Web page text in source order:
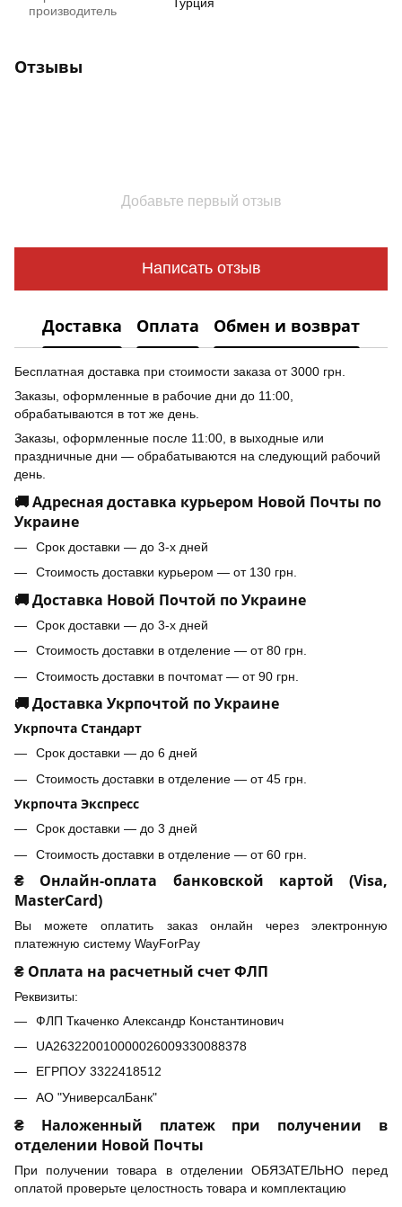
производитель
Отзывы
Добавьте первый отзыв
Написать отзыв
Доставка Оплата Обмен и возврат
Бесплатная доставка при стоимости заказа от 3000 грн.
Заказы, оформленные в рабочие дни до 11:00,
обрабатываются в тот же день.
Заказы, оформленные после 11:00, в выходные или
праздничные дни — обрабатываются на следующий рабочий
день.
🚚 Адресная доставка курьером Новой Почты по
Украине
Срок доставки — до 3-х дней
Стоимость доставки курьером — от 130 грн.
🚚 Доставка Новой Почтой по Украине
Срок доставки — до 3-х дней
Стоимость доставки в отделение — от 80 грн.
Стоимость доставки в почтомат — от 90 грн.
🚚 Доставка Укрпочтой по Украине
Укрпочта Стандарт
Срок доставки — до 6 дней
Стоимость доставки в отделение — от 45 грн.
Укрпочта Экспресс
Срок доставки — до 3 дней
Стоимость доставки в отделение — от 60 грн.
₴ Онлайн-оплата банковской картой (Visa,
MasterCard)
Вы можете оплатить заказ онлайн через электронную
платежную систему WayForPay
₴ Оплата на расчетный счет ФЛП
Реквизиты:
ФЛП Ткаченко Александр Константинович
UA263220010000026009330088378
ЕГРПОУ 3322418512
АО "УниверсалБанк"
₴ Наложенный платеж при получении в
отделении Новой Почты
При получении товара в отделении ОБЯЗАТЕЛЬНО перед
оплатой проверьте целостность товара и комплектацию